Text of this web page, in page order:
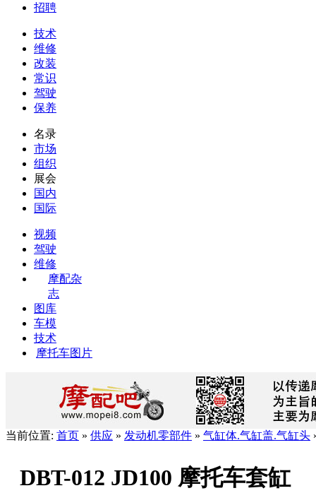
招聘
技术
维修
改装
常识
驾驶
保养
名录
市场
组织
展会
国内
国际
视频
驾驶
维修
摩配杂
志
图库
车模
技术
摩托车图片
当前位置: 首页 » 供应 » 发动机零部件 » 气缸体.气缸盖.气缸头
DBT-012 JD100 摩托车套缸